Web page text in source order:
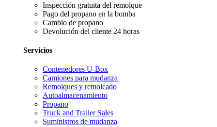
Inspección gratuita del remolque
Pago del propano en la bomba
Cambio de propano
Devolución del cliente 24 horas
Servicios
Contenedores U-Box
Camiones para mudanza
Remolques y remolcado
Autoalmacenamiento
Propano
Truck and Trailer Sales
Suministros de mudanza